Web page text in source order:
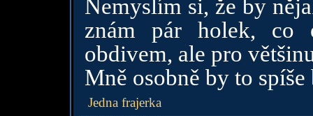
Nemyslím si, že by
znám pár holek,
obdivem, ale pro
Mně osobně by to
Jedna frajerka